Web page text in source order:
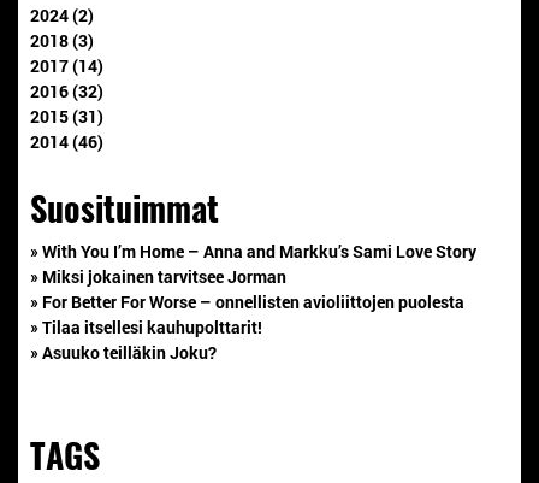
2024 (2)
2018 (3)
2017 (14)
2016 (32)
2015 (31)
2014 (46)
Suosituimmat
» With You I’m Home – Anna and Markku’s Sami Love Story
» Miksi jokainen tarvitsee Jorman
» For Better For Worse – onnellisten avioliittojen puolesta
» Tilaa itsellesi kauhupolttarit!
» Asuuko teilläkin Joku?
TAGS